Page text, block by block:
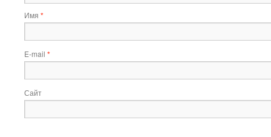
Имя *
E-mail *
Сайт